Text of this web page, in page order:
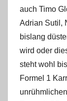
auch Timo
Adrian Sutil,
bislang
wird oder
steht wohl
Formel 1